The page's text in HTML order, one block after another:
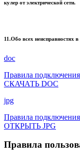
кулер от электрической сети.
11.Обо всех неисправностях
doc
Правила подключения
СКАЧАТЬ DOC
jpg
Правила подключения
ОТКРЫТЬ JPG
Правила